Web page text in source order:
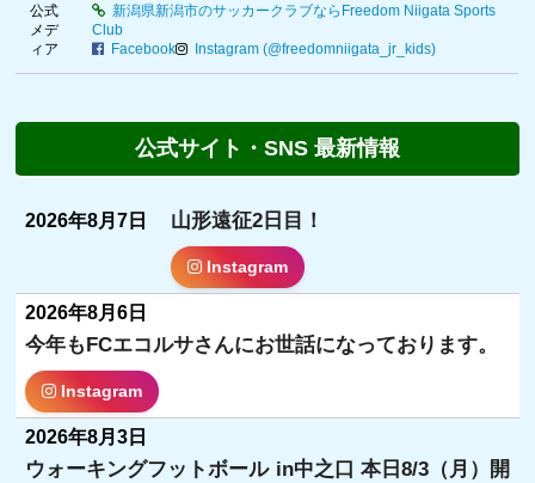
公式
メデ
ィア
新潟県新潟市のサッカークラブならFreedom Niigata Sports
Club
Facebook
Instagram (@freedomniigata_jr_kids)
公式サイト・SNS 最新情報
2026年8月7日 山形遠征2日目！
Instagram
2026年8月6日
今年もFCエコルサさんにお世話になっております。
Instagram
2026年8月3日
ウォーキングフットボール in中之口 本日8/3（月）開